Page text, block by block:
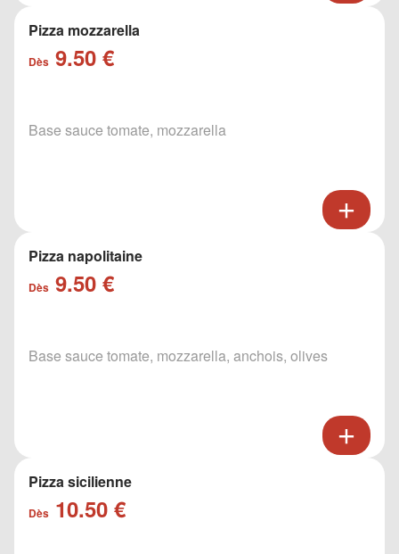
Pizza mozzarella
Dès 9.50 €
Base sauce tomate, mozzarella
Pizza napolitaine
Dès 9.50 €
Base sauce tomate, mozzarella, anchois, olives
Pizza sicilienne
Dès 10.50 €